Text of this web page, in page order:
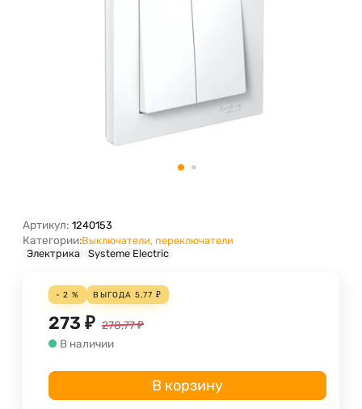
Артикул: 1240153
Категории:Выключатели, переключатели
Электрика
Systeme Electric
- 2 % ВЫГОДА 5,77 ₽
273 ₽ 278,77₽
В наличии
В корзину